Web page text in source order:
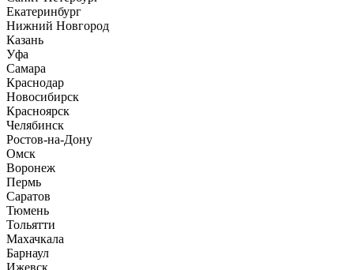
Екатеринбург
Нижний Новгород
Казань
Уфа
Самара
Краснодар
Новосибирск
Красноярск
Челябинск
Ростов-на-Дону
Омск
Воронеж
Пермь
Саратов
Тюмень
Тольятти
Махачкала
Барнаул
Ижевск